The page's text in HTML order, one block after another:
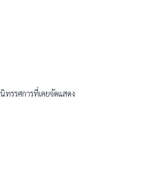
นิทรรศการที่เคยจัดแสดง